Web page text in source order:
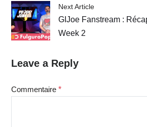
Next Article
GIJoe Fanstream :
Week 2
Leave a Reply
Commentaire *